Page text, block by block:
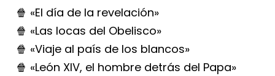
🍿 «El día de la revelación»
🍿 «Las locas del Obelisco»
🍿 «Viaje al país de los blancos»
🍿 «León XIV, el hombre detrás del Papa»